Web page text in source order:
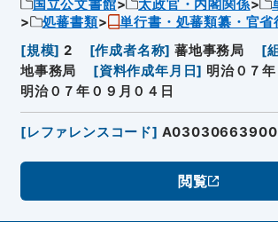
国立公文書館 太政官・内閣関係
処蕃書類
単行書・処蕃類纂・官省
[規模] 2 [作成者名称] 蕃地事務局 [
地事務局
[資料作成年月日] 明治０７
明治０７年０９月０４日
[レファレンスコード] A03030663900
閲覧